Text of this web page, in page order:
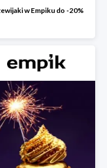
w Empiku do -20%